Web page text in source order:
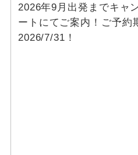
2026年9月出発までキャ
ートにてご案内！ご予約
2026/7/31！